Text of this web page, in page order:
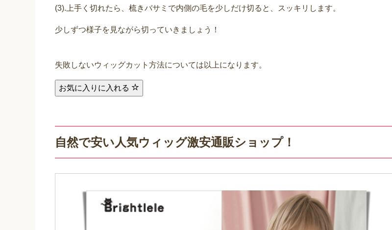
(3).上手く切れたら、梳きバサミで内側の毛を少しだけ切ると、スッキリします。
少しずつ様子を見ながら切っていきましょう！
失敗しないウィッグカット方法については以上になります。
お気に入りに入れる
自然で安い人気ウィッグ激安通販ショップ！